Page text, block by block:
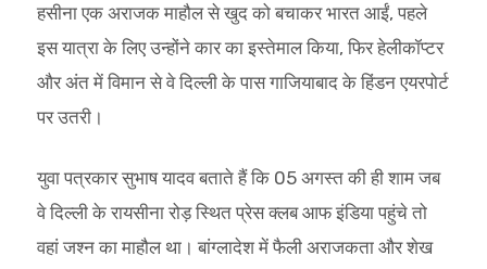
हसीना एक अराजक माहौल से खुद को बचाकर भारत आईं, पहले
इस यात्रा के लिए उन्होंने कार का इस्तेमाल किया, फिर हेलीकॉप्टर
और अंत में विमान से वे दिल्ली के पास गाजियाबाद के हिंडन एयरपोर्ट
पर उतरी।
युवा पत्रकार सुभाष यादव बताते हैं कि 05 अगस्त की ही शाम जब
वे दिल्ली के रायसीना रोड़ स्थित प्रेस क्लब आफ इंडिया पहुंचे तो
वहां जश्न का माहौल था। बांग्लादेश में फैली अराजकता और शेख